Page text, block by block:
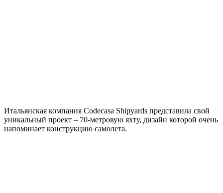
Итальянская компания Codecasa Shipyards представила свой
уникальный проект – 70-метровую яхту, дизайн которой очень
напоминает конструкцию самолета.